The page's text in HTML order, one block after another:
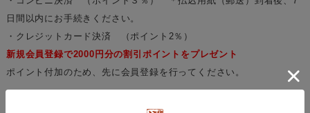
日間以内にお手続きください。
・クレジットカード決済 （ポイント2％）
新規会員登録で2000円分の割引ポイントをプレゼント
ポイント付加のため、先に会員登録を行ってください。
----- ----- ----- ----- ----- ----- ----- ----- ----- ----- ----- ----- -----